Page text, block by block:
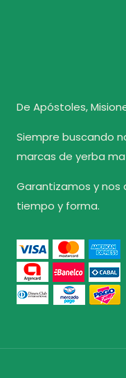
De Apóstoles,
Siempre buscando
marcas de yerba
Garantizamos y nos
tiempo y forma.